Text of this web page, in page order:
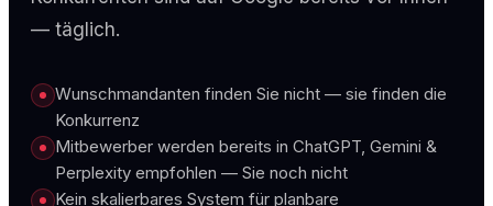
— täglich.
Wunschmandanten finden Sie nicht — sie finden die
Konkurrenz
Mitbewerber werden bereits in ChatGPT, Gemini &
Perplexity empfohlen — Sie noch nicht
Kein skalierbares System für planbare